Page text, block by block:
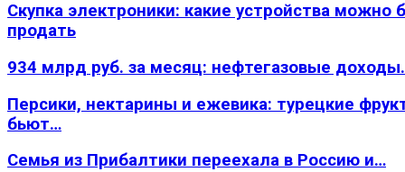
Скупка электроники: какие устройства можно
продать
934 млрд руб. за месяц: нефтегазовые
Персики, нектарины и ежевика: турецкие
бьют…
Семья из Прибалтики переехала в Россию и…